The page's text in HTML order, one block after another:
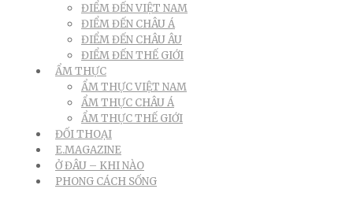
ĐIỂM ĐẾN VIỆT NAM
ĐIỂM ĐẾN CHÂU Á
ĐIỂM ĐẾN CHÂU ÂU
ĐIỂM ĐẾN THẾ GIỚI
ẨM THỰC
ẨM THỰC VIỆT NAM
ẨM THỰC CHÂU Á
ẨM THỰC THẾ GIỚI
ĐỐI THOẠI
E.MAGAZINE
Ở ĐÂU – KHI NÀO
PHONG CÁCH SỐNG